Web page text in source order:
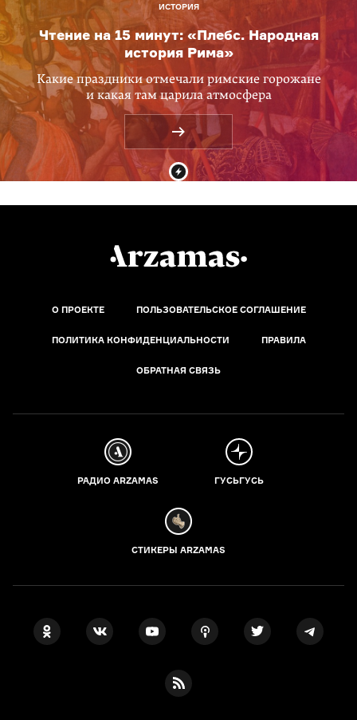
ИСТОРИЯ
Чтение на 15 минут: «Плебс. Народная
история Рима»
Какие праздники отмечали римские горожане
и какая там царила атмосфера
О ПРОЕКТЕ ПОЛЬЗОВАТЕЛЬСКОЕ СОГЛАШЕНИЕ
ПОЛИТИКА КОНФИДЕНЦИАЛЬНОСТИ ПРАВИЛА
ОБРАТНАЯ СВЯЗЬ
РАДИО ARZAMAS ГУСЬГУСЬ
СТИКЕРЫ ARZAMAS